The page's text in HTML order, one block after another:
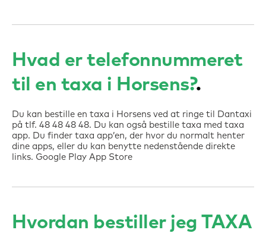
Hvad er telefonnummeret
til en taxa i Horsens?
Du kan bestille en taxa i Horsens ved at ringe til Dantaxi
på tlf. 48 48 48 48. Du kan også bestille taxa med taxa
app. Du finder taxa app’en, der hvor du normalt henter
dine apps, eller du kan benytte nedenstående direkte
links. Google Play App Store
Hvordan bestiller jeg TAXA